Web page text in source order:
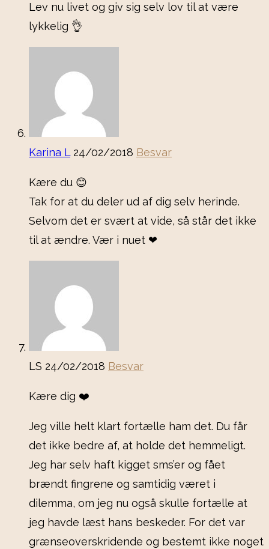
Lev nu livet og giv sig selv lov til at være
lykkelig 👌
Karina L 24/02/2018 Besvar
Kære du 😊
Tak for at du deler ud af dig selv herinde.
Selvom det er svært at vide, så står det ikke
til at ændre. Vær i nuet ❤
LS 24/02/2018 Besvar
Kære dig ❤️
Jeg ville helt klart fortælle ham det. Du får
det ikke bedre af, at holde det hemmeligt.
Jeg har selv haft kigget sms’er og fået
brændt fingrene og samtidig været i
dilemma, om jeg nu også skulle fortælle at
jeg havde læst hans beskeder. For det var
grænseoverskridende og bestemt ikke noget